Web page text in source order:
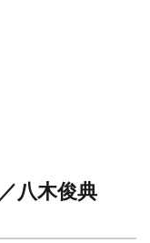
八木俊典